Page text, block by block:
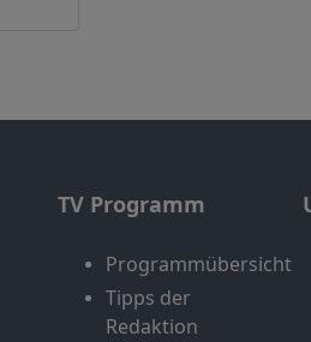
TV Programm
Programmübersicht
Tipps der
Redaktion